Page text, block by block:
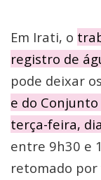
Em Irati, o
registro de
pode deixar os
e do
terça-feira,
entre 9h30 e
retomado por